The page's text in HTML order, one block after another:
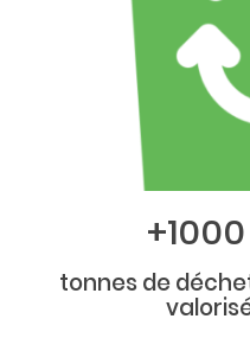
tonnes de